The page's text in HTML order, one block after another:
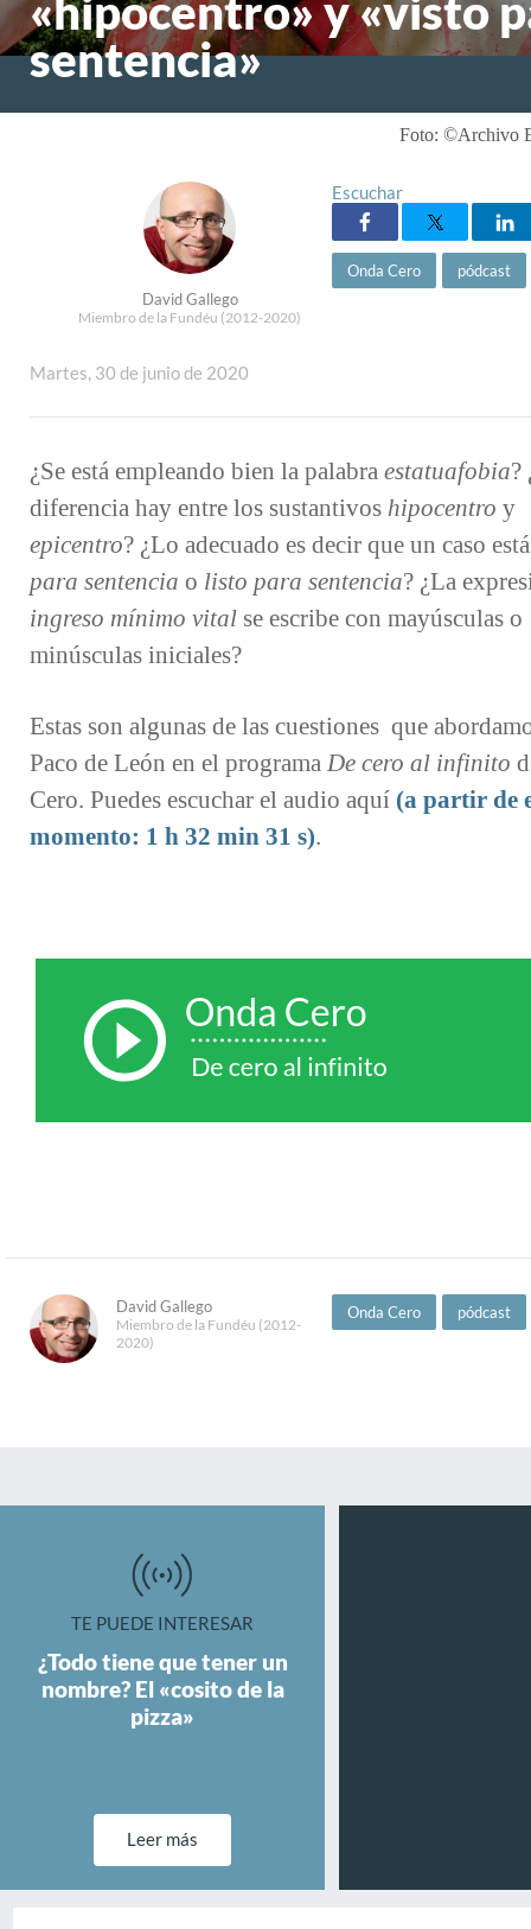
«hipocentro» y «visto
sentencia»
Foto: ©Archivo
David Gallego
Miembro de la Fundéu (2012-2020)
Escuchar
Onda Cero pódcast
Martes, 30 de junio de 2020
¿Se está empleando bien la palabra estatuafobia?
diferencia hay entre los sustantivos hipocentro y
epicentro? ¿Lo adecuado es decir que un caso
para sentencia o listo para sentencia? ¿La
ingreso mínimo vital se escribe con mayúsculas o
minúsculas iniciales?
Estas son algunas de las cuestiones que
Paco de León en el programa De cero al infinito
Cero. Puedes escuchar el audio aquí (a partir de
momento: 1 h 32 min 31 s).
David Gallego
Miembro de la Fundéu (2012-
2020)
Onda Cero pódcast
TE PUEDE INTERESAR
¿Todo tiene que tener un
nombre? El «cosito de la
pizza»
Leer más